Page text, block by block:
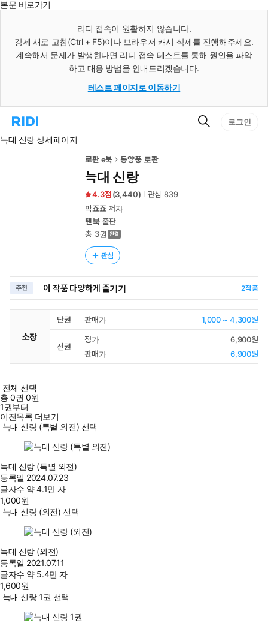
본문 바로가기
리디 접속이 원활하지 않습니다.
강제 새로 고침(Ctrl + F5)이나 브라우저 캐시 삭제를 진행해주세요.
계속해서 문제가 발생한다면 리디 접속 테스트를 통해 원인을 파악
하고 대응 방법을 안내드리겠습니다.
테스트 페이지로 이동하기
리
홈
검
로그인
늑대 신랑 상세페이지
로판 e북 동양풍 로판
늑대 신랑
4.3 (3,440) 관심839
박죠죠저자
텐북출판
총 3권
관심
추천 이 작품 다양하게 즐기기 2작품
소장
단권 판매가 1,000 ~ 4,300원
전권
정가
6,900원
판매가
6,900원
전체 선택
총0권 0원
1권부터
이전목록 더보기
늑대 신랑 (특별 외전) 선택
늑대 신랑 (특별 외전)
등록일 2024.07.23
글자수 약 4.1만 자
1,000원
늑대 신랑 (외전) 선택
늑대 신랑 (외전)
등록일 2021.07.11
글자수 약 5.4만 자
1,600원
늑대 신랑 1권 선택